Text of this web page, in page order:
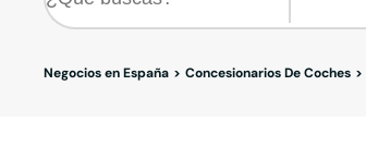
Negocios en España Concesionarios De Coches